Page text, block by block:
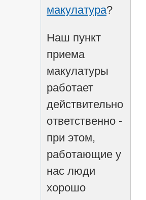
макулатура?
Наш пункт
приема
макулатуры
работает
действительно
ответственно -
при этом,
работающие у
нас люди
хорошо